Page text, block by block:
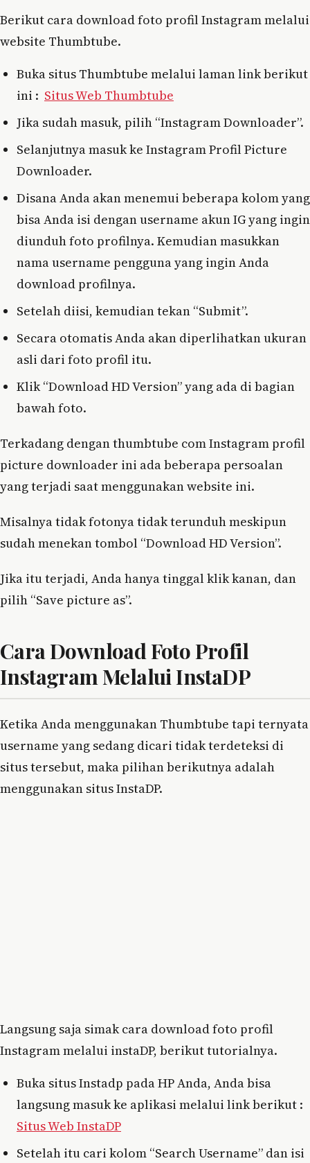
Berikut cara download foto profil Instagram melalui
website Thumbtube.
Buka situs Thumbtube melalui laman link berikut
ini : Situs Web Thumbtube
Jika sudah masuk, pilih “Instagram Downloader”.
Selanjutnya masuk ke Instagram Profil Picture
Downloader.
Disana Anda akan menemui beberapa kolom yang
bisa Anda isi dengan username akun IG yang ingin
diunduh foto profilnya. Kemudian masukkan
nama username pengguna yang ingin Anda
download profilnya.
Setelah diisi, kemudian tekan “Submit”.
Secara otomatis Anda akan diperlihatkan ukuran
asli dari foto profil itu.
Klik “Download HD Version” yang ada di bagian
bawah foto.
Terkadang dengan thumbtube com Instagram profil
picture downloader ini ada beberapa persoalan
yang terjadi saat menggunakan website ini.
Misalnya tidak fotonya tidak terunduh meskipun
sudah menekan tombol “Download HD Version”.
Jika itu terjadi, Anda hanya tinggal klik kanan, dan
pilih “Save picture as”.
Cara Download Foto Profil
Instagram Melalui InstaDP
Ketika Anda menggunakan Thumbtube tapi ternyata
username yang sedang dicari tidak terdeteksi di
situs tersebut, maka pilihan berikutnya adalah
menggunakan situs InstaDP.
Langsung saja simak cara download foto profil
Instagram melalui instaDP, berikut tutorialnya.
Buka situs Instadp pada HP Anda, Anda bisa
langsung masuk ke aplikasi melalui link berikut :
Situs Web InstaDP
Setelah itu cari kolom “Search Username” dan isi